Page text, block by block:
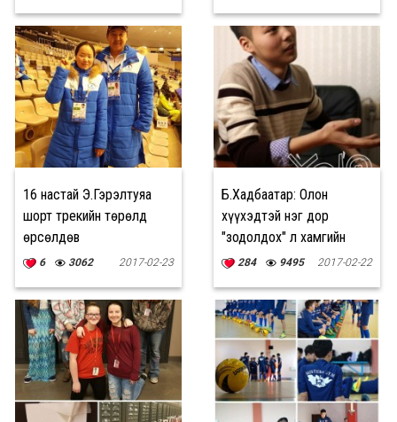
16 настай Э.Гэрэлтуяа
шорт трекийн төрөлд
өрсөлдөв
6 3062 2017-02-23
Б.Хадбаатар: Олон
хүүхэдтэй нэг дор
"зодолдох" л хамгийн
хэцүү байсан
284 9495 2017-02-22